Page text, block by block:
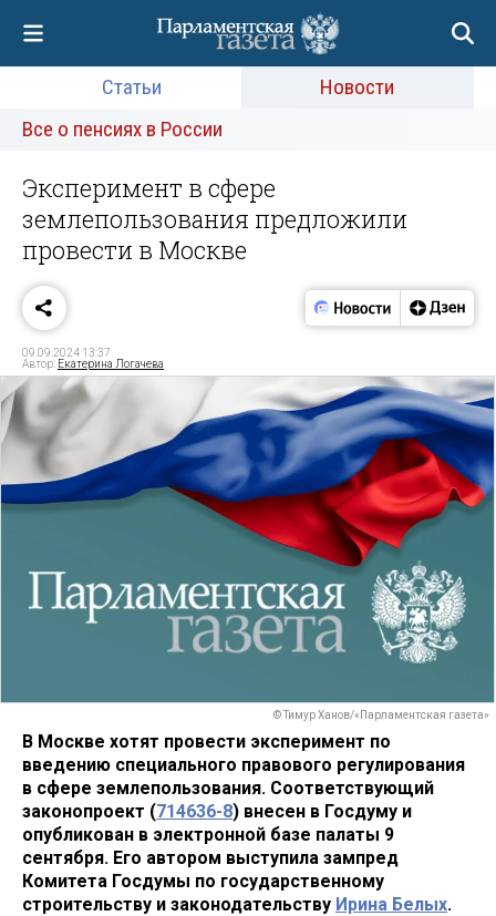
Статьи
Новости
Все о пенсиях в России
Эксперимент в сфере
землепользования предложили
провести в Москве
09.09.2024 13:37
Автор: Екатерина Логачева
© Тимур Ханов/«Парламентская газета»
В Москве хотят провести эксперимент по
введению специального правового регулирования
в сфере землепользования. Соответствующий
законопроект (714636-8)​ внесен в Госдуму и
опубликован в электронной базе палаты 9
сентября. Его автором выступила зампред
Комитета Госдумы по государственному
строительству и законодательству Ирина Белых.